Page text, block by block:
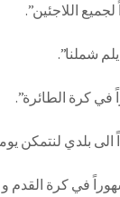
اللاجئين”.
شملنا”.
في كرة الطائرة”.
الى بلدي لنتمكن
في كرة القدم